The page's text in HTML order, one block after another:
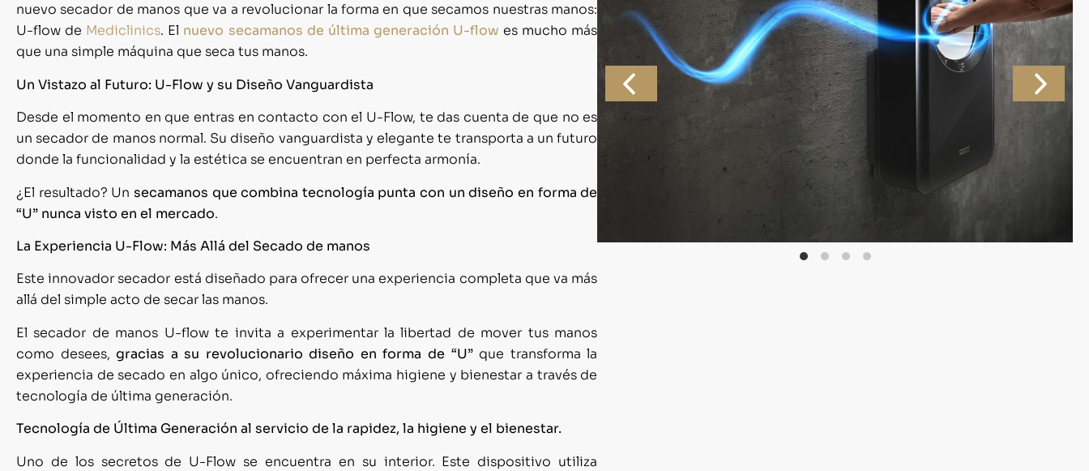
nuevo secador de manos que va a revolucionar la forma en que secamos nuestras manos:
U-flow de Mediclinics. El nuevo secamanos de última generación U-flow es mucho más
que una simple máquina que seca tus manos.
Un Vistazo al Futuro: U-Flow y su Diseño Vanguardista
Desde el momento en que entras en contacto con el U-Flow, te das cuenta de que no es
un secador de manos normal. Su diseño vanguardista y elegante te transporta a un futuro
donde la funcionalidad y la estética se encuentran en perfecta armonía.
¿El resultado? Un secamanos que combina tecnología punta con un diseño en forma de
“U” nunca visto en el mercado.
La Experiencia U-Flow: Más Allá del Secado de manos
Este innovador secador está diseñado para ofrecer una experiencia completa que va más
allá del simple acto de secar las manos.
El secador de manos U-flow te invita a experimentar la libertad de mover tus manos
como desees,gracias a su revolucionario diseño en forma de “U”que transforma la
experiencia de secado en algo único, ofreciendo máxima higiene y bienestar a través de
tecnología de última generación.
Tecnología de Última Generación al servicio de la rapidez, la higiene y el bienestar.
Uno de los secretos de U-Flow se encuentra en su interior. Este dispositivo utiliza